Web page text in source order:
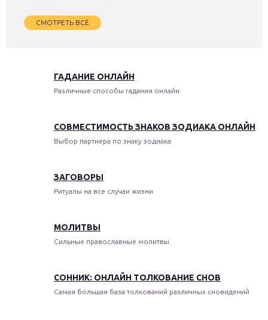
СМОТРЕТЬ ВСЁ
ГАДАНИЕ ОНЛАЙН
Различные способы гадания онлайн
СОВМЕСТИМОСТЬ ЗНАКОВ ЗОДИАКА ОНЛАЙН
Выбор партнера по знаку зодиака
ЗАГОВОРЫ
Ритуалы на все случаи жизни
МОЛИТВЫ
Сильные православные молитвы
СОННИК: ОНЛАЙН ТОЛКОВАНИЕ СНОВ
Самая большая база толкований различных сновидений